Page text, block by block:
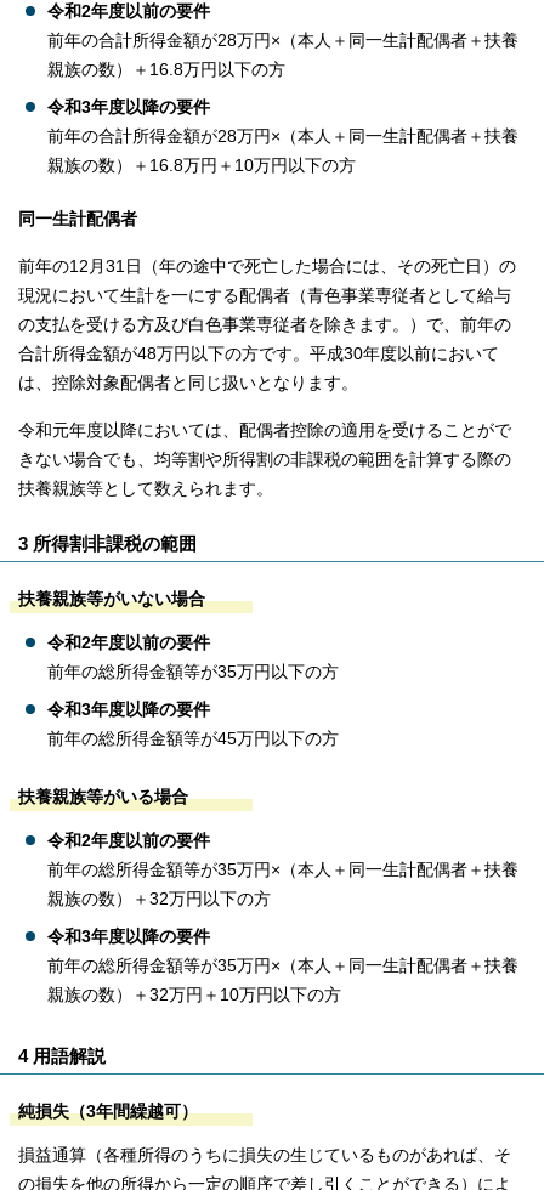
令和2年度以前の要件
前年の合計所得金額が28万円×（本人＋同一生計配偶者＋扶養
親族の数）＋16.8万円以下の方
令和3年度以降の要件
前年の合計所得金額が28万円×（本人＋同一生計配偶者＋扶養
親族の数）＋16.8万円＋10万円以下の方
同一生計配偶者
前年の12月31日（年の途中で死亡した場合には、その死亡日）の
現況において生計を一にする配偶者（青色事業専従者として給与
の支払を受ける方及び白色事業専従者を除きます。）で、前年の
合計所得金額が48万円以下の方です。平成30年度以前において
は、控除対象配偶者と同じ扱いとなります。
令和元年度以降においては、配偶者控除の適用を受けることがで
きない場合でも、均等割や所得割の非課税の範囲を計算する際の
扶養親族等として数えられます。
3 所得割非課税の範囲
扶養親族等がいない場合
令和2年度以前の要件
前年の総所得金額等が35万円以下の方
令和3年度以降の要件
前年の総所得金額等が45万円以下の方
扶養親族等がいる場合
令和2年度以前の要件
前年の総所得金額等が35万円×（本人＋同一生計配偶者＋扶養
親族の数）＋32万円以下の方
令和3年度以降の要件
前年の総所得金額等が35万円×（本人＋同一生計配偶者＋扶養
親族の数）＋32万円＋10万円以下の方
4 用語解説
純損失（3年間繰越可）
損益通算（各種所得のうちに損失の生じているものがあれば、そ
の損失を他の所得から一定の順序で差し引くことができる）によ